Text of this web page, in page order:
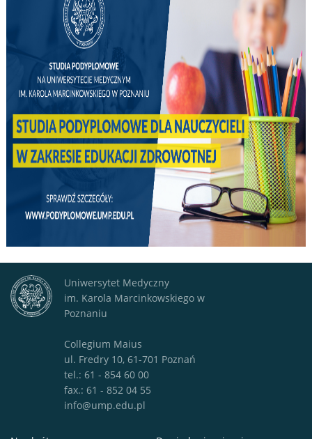
Uniwersytet Medyczny
im. Karola Marcinkowskiego w
Poznaniu
Collegium Maius
ul. Fredry 10, 61-701 Poznań
tel.: 61 - 854 60 00
fax.: 61 - 852 04 55
info@ump.edu.pl